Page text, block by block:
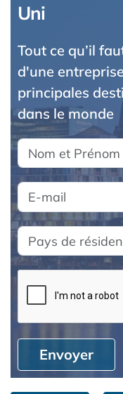
Uni
Tout ce qu’il
d'une
principales
dans le monde
Envoyer